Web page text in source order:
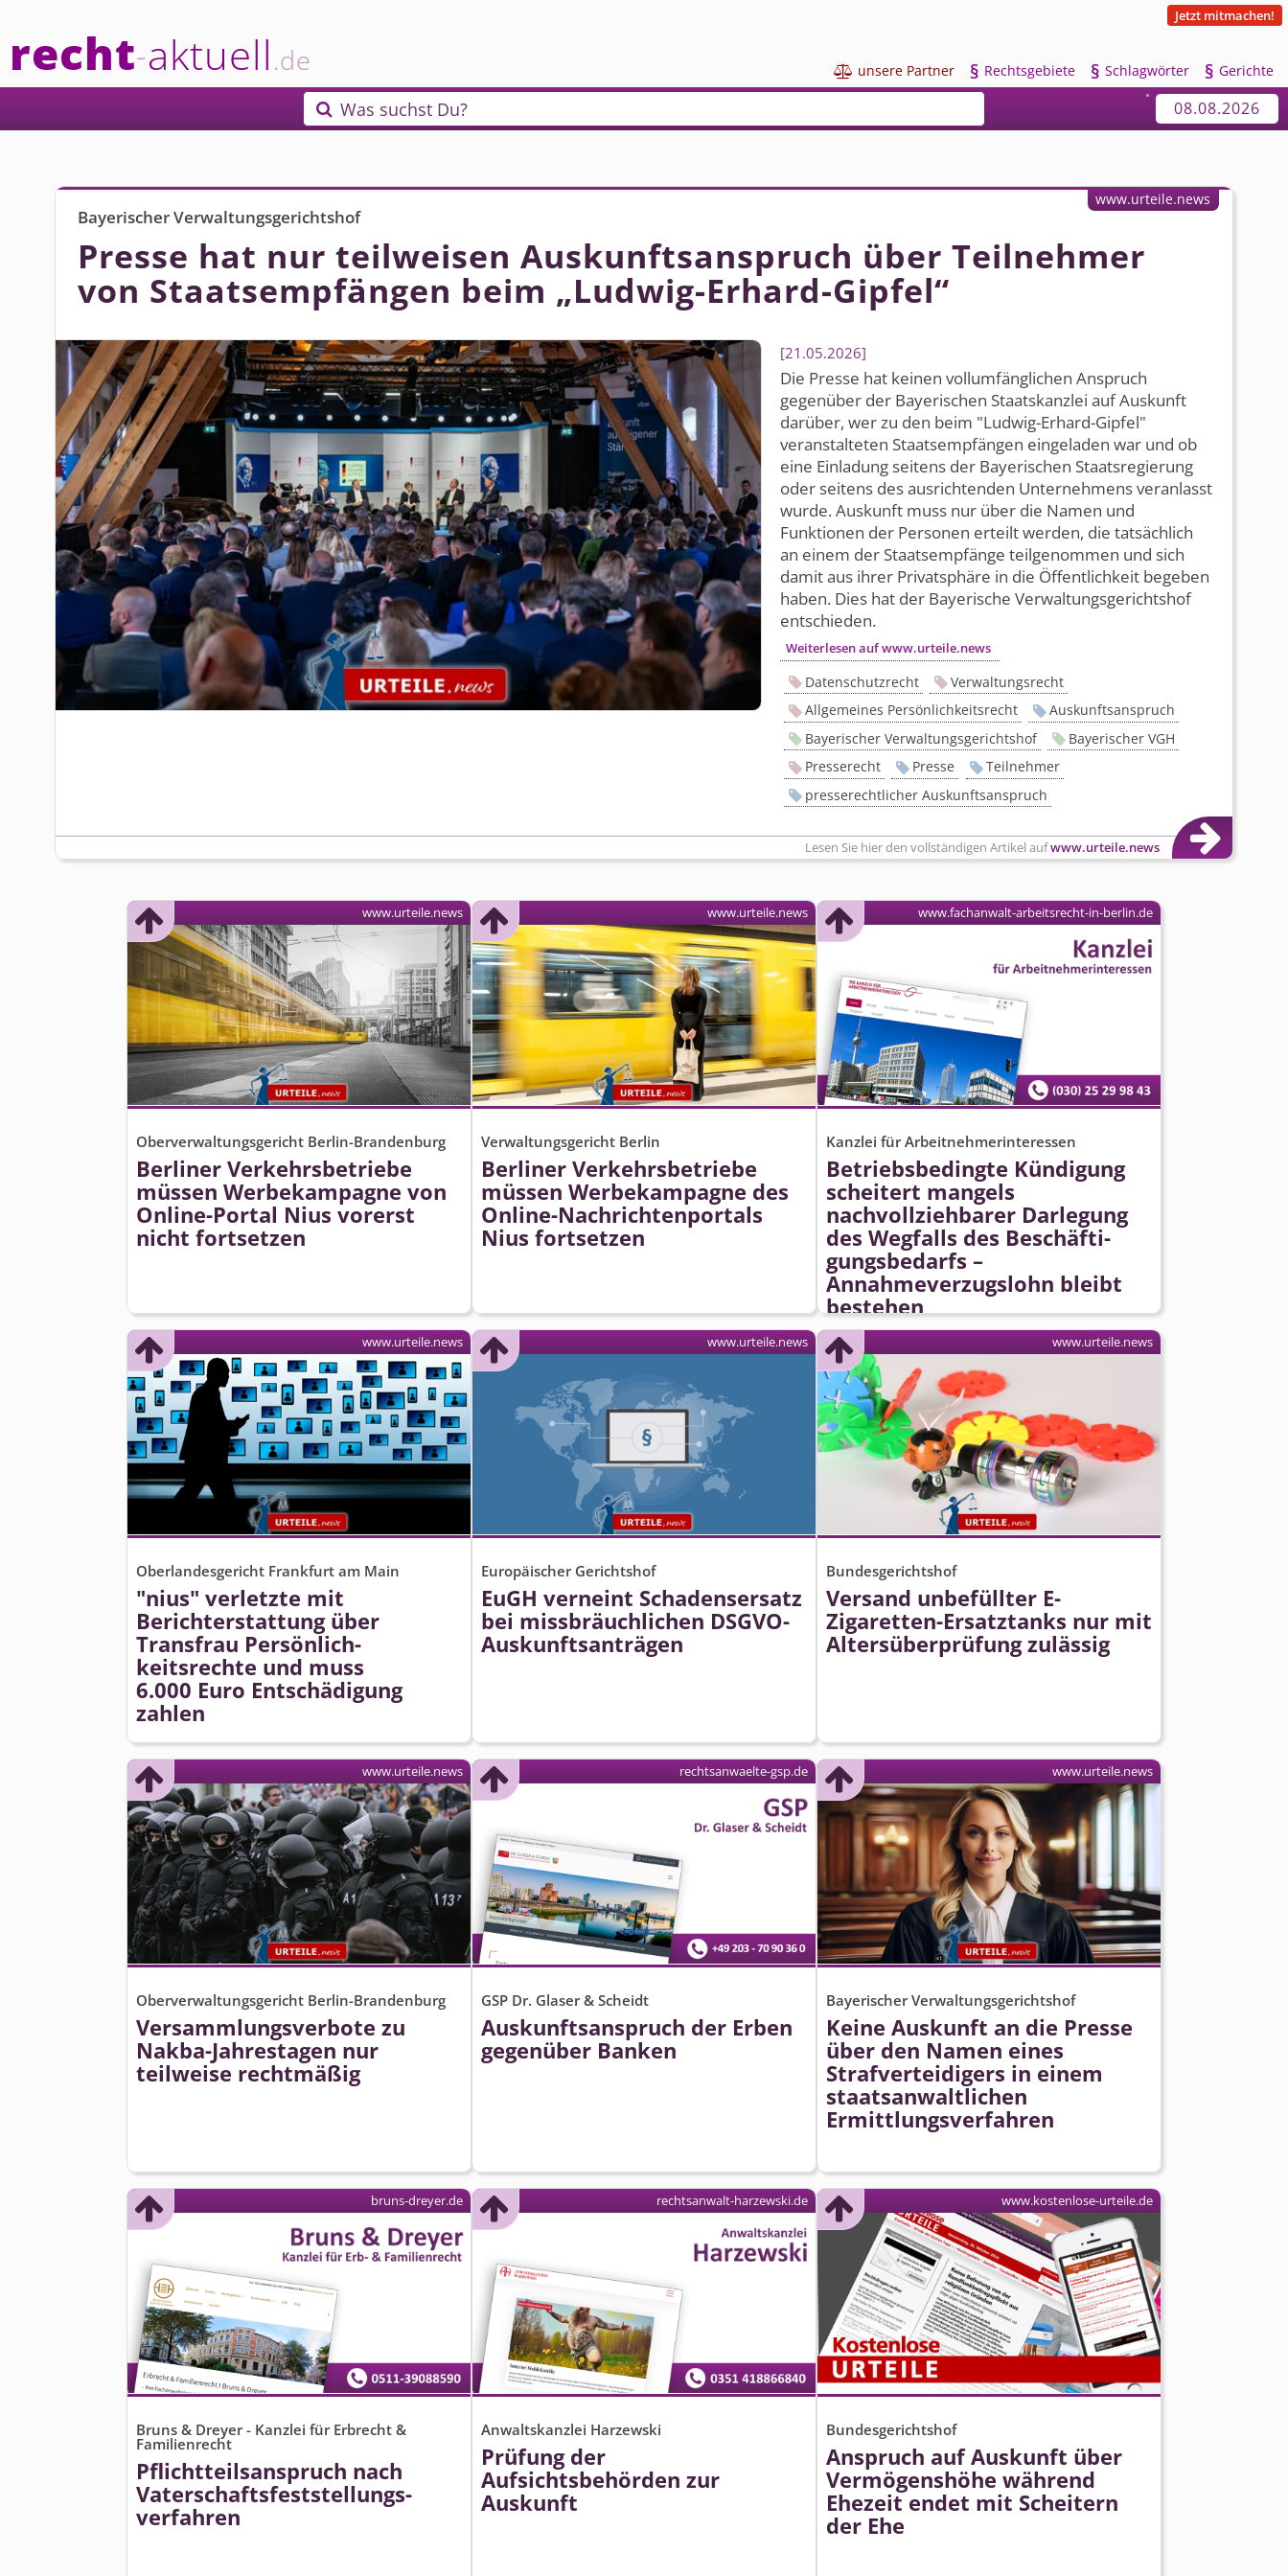
recht-aktuell.de
Jetzt mitmachen!
 unsere Partner § Rechtsgebiete § Schlagwörter § Gerichte
 Was suchst Du? 08.08.2026
Bayerischer Verwaltungsgerichtshof
Presse hat nur teilweisen Auskunftsanspruch über Teilnehmer
von Staatsempfängen beim „Ludwig-Erhard-Gipfel“
21.05.2026
Die Presse hat keinen vollumfänglichen Anspruch
gegenüber der Bayerischen Staatskanzlei auf Auskunft
darüber, wer zu den beim "Ludwig-Erhard-Gipfel"
veranstalteten Staatsempfängen eingeladen war und ob
eine Einladung seitens der Bayerischen Staatsregierung
oder seitens des ausrichtenden Unternehmens veranlasst
wurde. Auskunft muss nur über die Namen und
Funktionen der Personen erteilt werden, die tatsächlich
an einem der Staatsempfänge teilgenommen und sich
damit aus ihrer Privatsphäre in die Öffentlichkeit begeben
haben. Dies hat der Bayerische Verwaltungs­gerichtshof
entschieden.
Weiterlesen auf www.urteile.news
Lesen Sie hier den vollständigen Artikel aufwww.urteile.news
www.urteile.news
Datenschutzrecht
Verwaltungsrecht
Allgemeines Persönlichkeitsrecht
Auskunftsanspruch
Bayerischer Verwaltungsgerichtshof
Bayerischer VGH
Presserecht
Presse
Teilnehmer
presserechtlicher Auskunftsanspruch
Oberverwaltungsgericht Berlin-Brandenburg
Berliner Verkehrsbetriebe
müssen Werbekampagne von
Online-Portal Nius vorerst
nicht fortsetzen
www.urteile.news
Verwaltungsgericht Berlin
Berliner Verkehrsbetriebe
müssen Werbekampagne des
Online-Nachrichtenportals
Nius fortsetzen
www.urteile.news
Kanzlei für Arbeitnehmerinteressen
Betriebsbedingte Kündigung
scheitert mangels
nachvollziehbarer Darlegung
des Wegfalls des Beschäfti­
gungsbedarfs –
Annahmeverzugslohn bleibt
bestehen
www.fachanwalt-arbeitsrecht-in-berlin.de
Oberlandesgericht Frankfurt am Main
"nius" verletzte mit
Berichterstattung über
Transfrau Persönlich­
keitsrechte und muss
6.000 Euro Entschädigung
zahlen
www.urteile.news
Europäischer Gerichtshof
EuGH verneint Schadensersatz
bei missbräuchlichen DSGVO-
Auskunftsanträgen
www.urteile.news
Bundesgerichtshof
Versand unbefüllter E-
Zigaretten-Ersatztanks nur mit
Altersüberprüfung zulässig
www.urteile.news
Oberverwaltungsgericht Berlin-Brandenburg
Versammlungsverbote zu
Nakba-Jahrestagen nur
teilweise rechtmäßig
www.urteile.news
GSP Dr. Glaser & Scheidt
Auskunftsanspruch der Erben
gegenüber Banken
rechtsanwaelte-gsp.de
Bayerischer Verwaltungsgerichtshof
Keine Auskunft an die Presse
über den Namen eines
Strafverteidigers in einem
staatsanwaltlichen
Ermittlungs­verfahren
www.urteile.news
Bruns & Dreyer - Kanzlei für Erbrecht &
Familienrecht
Pflichtteils­anspruch nach
Vaterschafts­feststellungs­
verfahren
bruns-dreyer.de
Anwaltskanzlei Harzewski
Prüfung der
Aufsichtsbehörden zur
Auskunft
rechtsanwalt-harzewski.de
Bundesgerichtshof
Anspruch auf Auskunft über
Vermögenshöhe während
Ehezeit endet mit Scheitern
der Ehe
www.kostenlose-urteile.de